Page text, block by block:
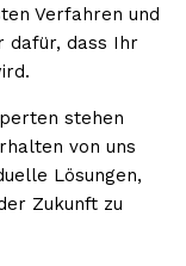
Verfahren und
dafür, dass Ihr
stehen
von uns
Lösungen,
Zukunft zu